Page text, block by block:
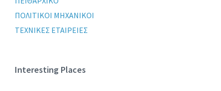
ΠΟΛΙΤΙΚΟΙ ΜΗΧΑΝΙΚΟΙ
ΤΕΧΝΙΚΕΣ ΕΤΑΙΡΕΙΕΣ
Interesting Places